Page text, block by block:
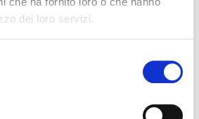
dei loro servizi.